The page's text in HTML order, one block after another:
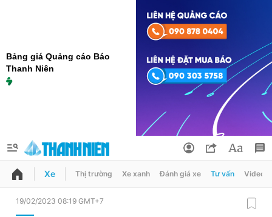
Bảng giá Quảng cáo Báo
Thanh Niên
QUẢNG CÁO
Xe Thị trường Xe xanh Đánh giá xe Tư vấn Video
19/02/2023 08:19 GMT+7